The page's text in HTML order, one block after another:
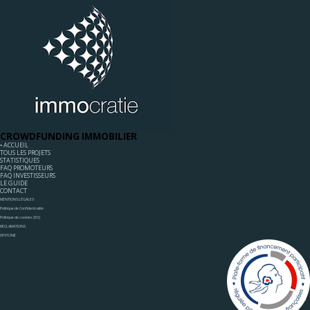
CROWDFUNDING IMMOBILIER
◦ ACCUEIL
TOUS LES PROJETS
STATISTIQUES
FAQ PROMOTEURS
FAQ INVESTISSEURS
LE GUIDE
CONTACT
MENTIONS LÉGALES
Politique de Confidentialité
Politique de cookies (EU)
RÉCLAMATIONS
UPSTONE